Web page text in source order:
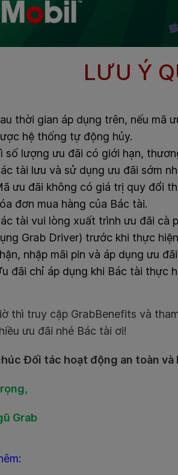
LƯU Ý
thời gian áp dụng trên, nếu mã
hệ thống tự động hủy.
số lượng ưu đãi có giới hạn,
tài lưu và sử dụng ưu đãi sớm
ưu đãi không có giá trị quy đổi
đơn mua hàng của Bác tài.
tài vui lòng xuất trình ưu đãi cà
Grab Driver) trước khi thực
nhập mãi pin và áp dụng ưu
đãi chỉ áp dụng khi Bác tài thực
thì truy cập GrabBenefits và
ưu đãi nhé Bác tài ơi!
Đối tác hoạt động an toàn và
Grab